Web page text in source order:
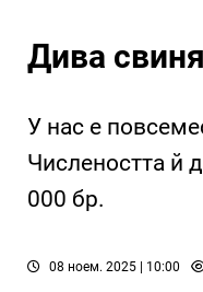
Дива свиня
У нас е
Числеността й
000 бр.
08 ноем. 2025 | 10:00